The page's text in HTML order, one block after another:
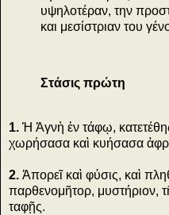
υψηλοτέραν, την
και μεσίστριαν του
Στάσις πρώτη
1. Ἡ Ἁγνὴ ἐν τάφῳ,
χωρήσασα καὶ κυήσασα
2. Ἀπορεῖ καὶ φύσις, καὶ
παρθενομῆτορ, μυστήριον,
ταφῇς.